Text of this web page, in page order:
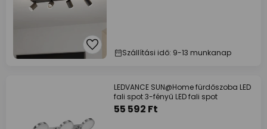
Szállítási idő: 9-13 munkanap
LEDVANCE SUN@Home fürdőszoba LED
fali spot 3-fényű LED fali spot
55 592 Ft